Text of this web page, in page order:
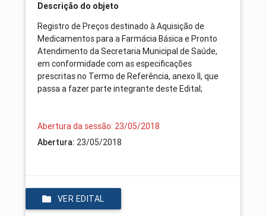
Descrição do objeto
Registro de Preços destinado à Aquisição de
Medicamentos para a Farmácia Básica e Pronto
Atendimento da Secretaria Municipal de Saúde,
em conformidade com as especificações
prescritas no Termo de Referência, anexo II, que
passa a fazer parte integrante deste Edital;
Abertura da sessão: 23/05/2018
Abertura: 23/05/2018
VER EDITAL